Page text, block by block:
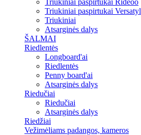
Triukiniai paspirtukai Rideoo
Triukiniai paspirtukai Versatyl
Triukiniai
Atsarginės dalys
ŠALMAI
Riedlentės
Longboard'ai
Riedlentės
Penny board'ai
Atsarginės dalys
Riedučiai
Riedučiai
Atsarginės dalys
Riedžiai
Vežimėliams padangos, kameros